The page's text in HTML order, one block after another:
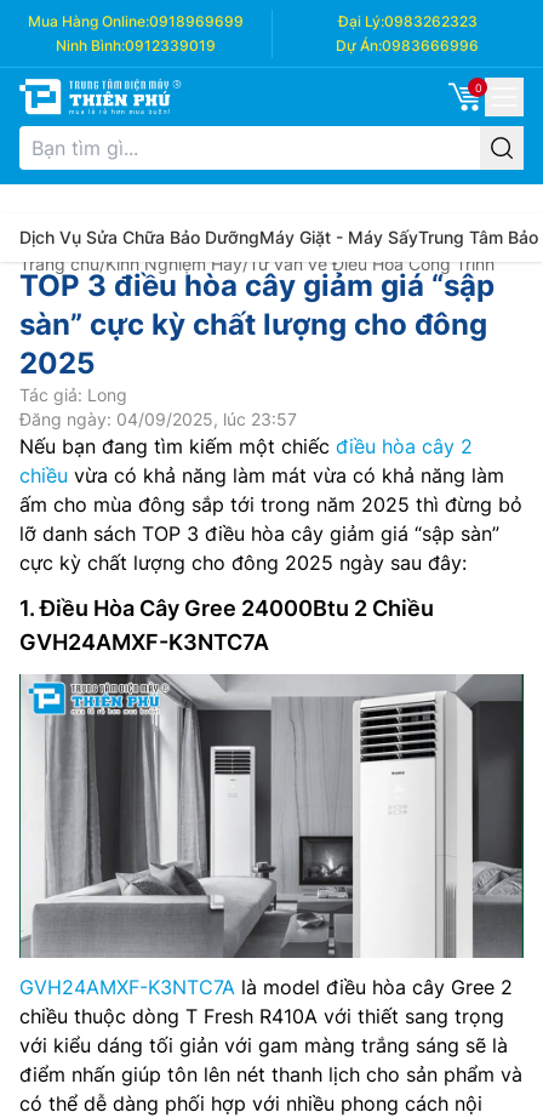
Mua Hàng Online:0918969699 Đại Lý:0983262323
Ninh Bình:0912339019 Dự Án:0983666996
0
Dịch Vụ Sửa Chữa Bảo DưỡngMáy Giặt - Máy SấyTrung Tâm Bảo
Trang chủ/Kinh Nghiệm Hay/Tư vấn về Điều Hòa Công Trình
TOP 3 điều hòa cây giảm giá “sập
sàn” cực kỳ chất lượng cho đông
2025
Tác giả: Long
Đăng ngày: 04/09/2025, lúc 23:57
Nếu bạn đang tìm kiếm một chiếc điều hòa cây 2
chiều vừa có khả năng làm mát vừa có khả năng làm
ấm cho mùa đông sắp tới trong năm 2025 thì đừng bỏ
lỡ danh sách TOP 3 điều hòa cây giảm giá “sập sàn”
cực kỳ chất lượng cho đông 2025 ngày sau đây:
1. Điều Hòa Cây Gree 24000Btu 2 Chiều
GVH24AMXF-K3NTC7A
GVH24AMXF-K3NTC7A là model điều hòa cây Gree 2
chiều thuộc dòng T Fresh R410A với thiết sang trọng
với kiểu dáng tối giản với gam màng trắng sáng sẽ là
điểm nhấn giúp tôn lên nét thanh lịch cho sản phẩm và
có thể dễ dàng phối hợp với nhiều phong cách nội